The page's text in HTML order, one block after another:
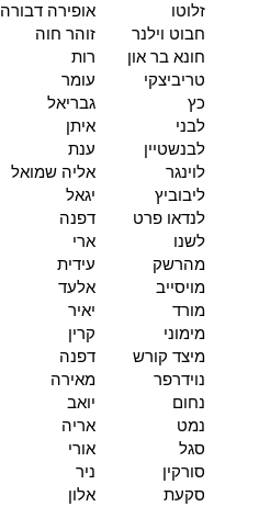
זלוטו
אופירה דבורה
חבוט וילנר
זוהר חוה
חונא בר און
רות
טריביצקי
עומר
כץ
גבריאל
לבני
איתן
לבנשטיין
ענת
לוינגר
אליה שמואל
ליבוביץ
יגאל
לנדאו פרט
דפנה
לשנו
ארי
מהרשק
עידית
מויסייב
אלעד
מורד
יאיר
מימוני
קרין
מיצד קורש
דפנה
נוידרפר
מאירה
נחום
יואב
נמט
אריה
סגל
אורי
סורקין
ניר
סקעת
אלון